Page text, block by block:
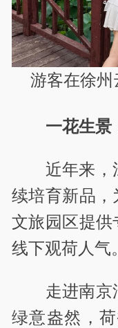
游客在徐州
一花生景
近年来，
续培育新品，
文旅园区提供
线下观荷人气。
走进南京
绿意盎然，